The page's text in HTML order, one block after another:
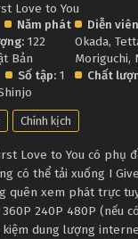
Love to You
Năm phát
122
Bản
Số tập: 1
Diễn
Okada,
Moriguchi,
Chất
Chính kịch
Love to You có phụ
có thể tải xuống I
quên xem phát trực
240P 480P (nếu
dung lượng